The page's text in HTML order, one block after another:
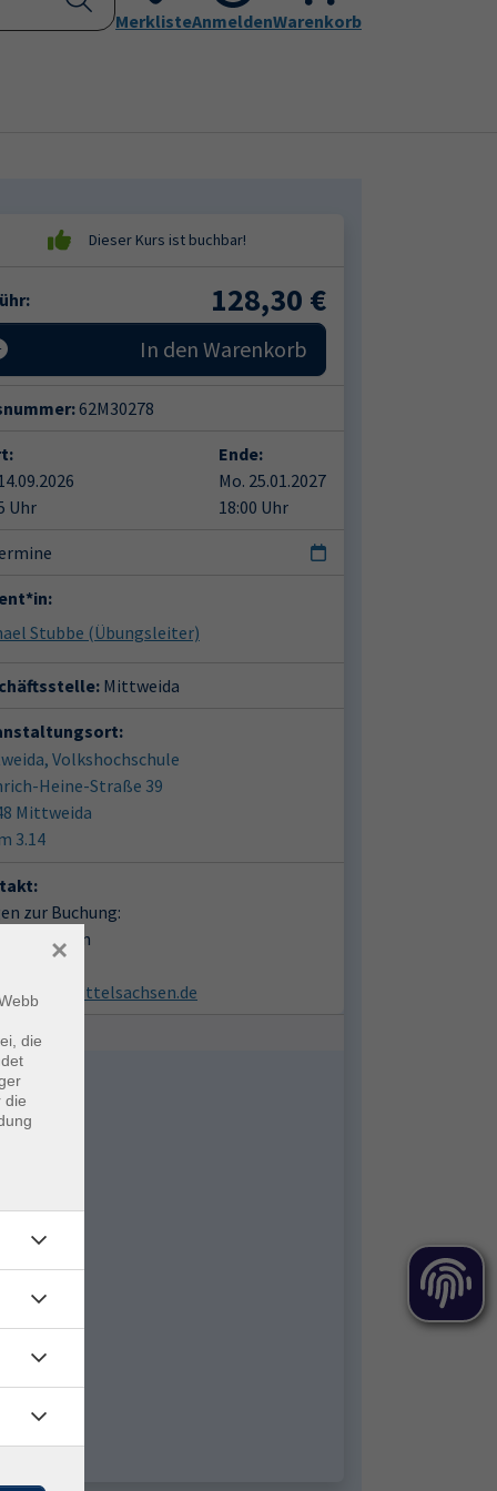
Submenu for "Programm"Submenu for "Kontakt"
Aktuelles Leichte Sprache
MerklisteAnmeldenWarenkorb
128,30 €
In den Warenkorb
62M30278
Uhr
Ende:
Mo. 25.01.2027
18:00 Uhr
Stubbe (Übungsleiter)
Mittweida
Volkshochschule
Heine-Straße 39
Mittweida
Raum 3.14
zur Buchung:
Reimann
mittelsachsen.de
die
die
×